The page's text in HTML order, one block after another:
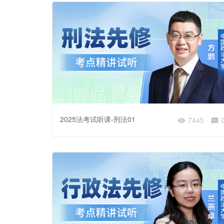
2025法考试听课-刑法01 7445